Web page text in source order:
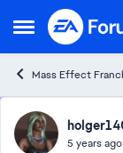
Open Side Menu
Skip to
Mass Effect
Forum5 years ago